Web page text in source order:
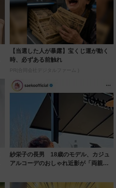
【当選した人が暴露】宝くじ運が動く
時、必ずある前触れ
PR(合同会社デジタルファーム )
紗栄子の長男 18歳のモデル、カジュ
アルコーデのおしゃれ近影が「両親の